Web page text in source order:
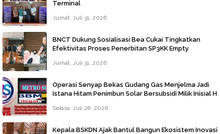
Terminal
Jumat, Juli 31, 2026
BNCT Dukung Sosialisasi Bea Cukai Tingkatkan
Efektivitas Proses Penerbitan SP3KK Empty
Jumat, Juli 31, 2026
Operasi Senyap Bekas Gudang Gas Menjelma Jadi
Istana Hitam Penimbun Solar Bersubsidi Milik Inisial H
Hukum
Selasa, Juli 28, 2026
Kepala BSKDN Ajak Bantul Bangun Ekosistem Inovasi